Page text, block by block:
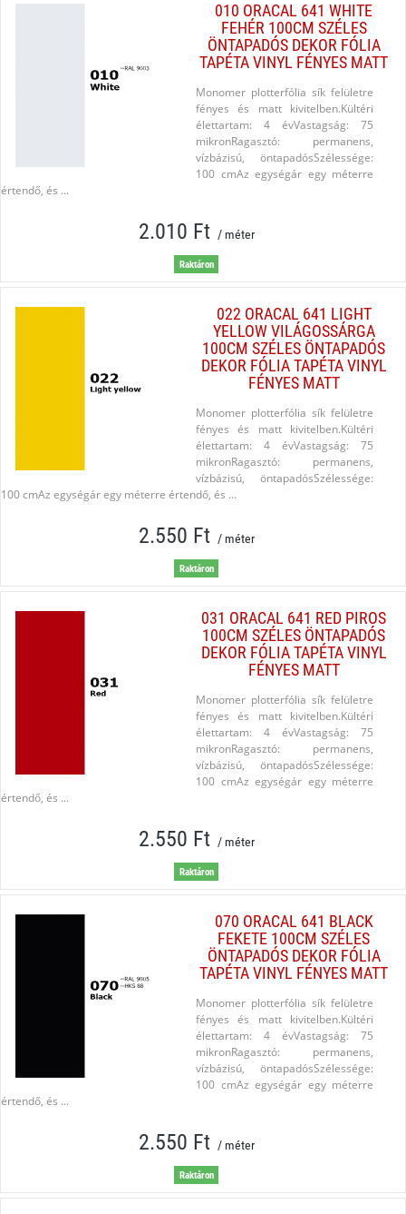
010 ORACAL 641 WHITE
FEHÉR 100CM SZÉLES
ÖNTAPADÓS DEKOR FÓLIA
TAPÉTA VINYL FÉNYES MATT
Monomer plotterfólia sík felületre
fényes és matt kivitelben.Kültéri
élettartam: 4 évVastagság: 75
mikronRagasztó: permanens,
vízbázisú, öntapadósSzélessége:
100 cmAz egységár egy méterre
értendő, és ...
2.010 Ft / méter
Raktáron
022 ORACAL 641 LIGHT
YELLOW VILÁGOSSÁRGA
100CM SZÉLES ÖNTAPADÓS
DEKOR FÓLIA TAPÉTA VINYL
FÉNYES MATT
Monomer plotterfólia sík felületre
fényes és matt kivitelben.Kültéri
élettartam: 4 évVastagság: 75
mikronRagasztó: permanens,
vízbázisú, öntapadósSzélessége:
100 cmAz egységár egy méterre értendő, és ...
2.550 Ft / méter
Raktáron
031 ORACAL 641 RED PIROS
100CM SZÉLES ÖNTAPADÓS
DEKOR FÓLIA TAPÉTA VINYL
FÉNYES MATT
Monomer plotterfólia sík felületre
fényes és matt kivitelben.Kültéri
élettartam: 4 évVastagság: 75
mikronRagasztó: permanens,
vízbázisú, öntapadósSzélessége:
100 cmAz egységár egy méterre
értendő, és ...
2.550 Ft / méter
Raktáron
070 ORACAL 641 BLACK
FEKETE 100CM SZÉLES
ÖNTAPADÓS DEKOR FÓLIA
TAPÉTA VINYL FÉNYES MATT
Monomer plotterfólia sík felületre
fényes és matt kivitelben.Kültéri
élettartam: 4 évVastagság: 75
mikronRagasztó: permanens,
vízbázisú, öntapadósSzélessége:
100 cmAz egységár egy méterre
értendő, és ...
2.550 Ft / méter
Raktáron